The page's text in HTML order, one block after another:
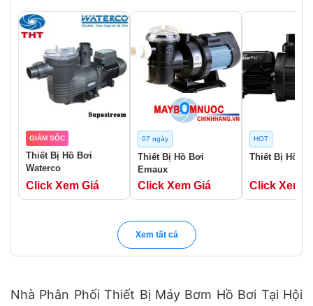
GIẢM SỐC
Thiết Bị Hồ Bơi
Waterco
Click Xem Giá
07 ngày
Thiết Bị Hồ Bơi
Emaux
Click Xem Giá
HOT
Thiết Bị Hồ
Click Xem
Xem tất cả
Nhà Phân Phối Thiết Bị Máy Bơm Hồ Bơi Tại Hội